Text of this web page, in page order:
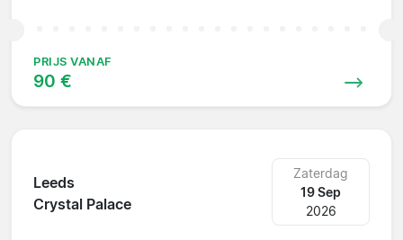
PRIJS VANAF
90 €
Leeds
Crystal Palace
Zaterdag
19 Sep
2026